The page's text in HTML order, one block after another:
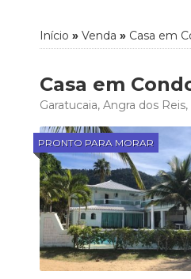
Início » Venda » Casa em
Casa em
Garatucaia, Angra dos
PRONTO PARA MORAR